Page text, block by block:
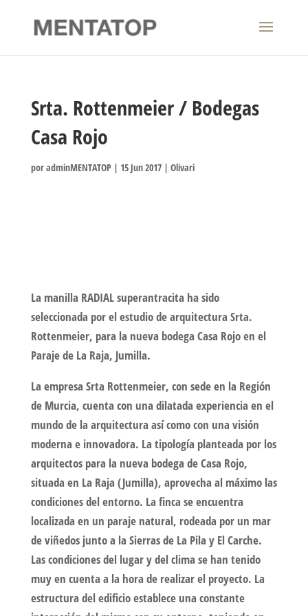
Srta. Rottenmeier / Bodegas
Casa Rojo
poradminMENTATOP| 15 Jun 2017| Olivari
La manilla RADIAL superantracita ha sido
seleccionada por el estudio de arquitectura Srta.
Rottenmeier, para la nueva bodega Casa Rojo en el
Paraje de La Raja, Jumilla.
La empresa Srta Rottenmeier, con sede en la Región
de Murcia, cuenta con una dilatada experiencia en el
mundo de la arquitectura así como con una visión
moderna e innovadora. La tipología planteada por los
arquitectos para la nueva bodega de Casa Rojo,
situada en La Raja (Jumilla), aprovecha al máximo las
condiciones del entorno. La finca se encuentra
localizada en un paraje natural, rodeada por un mar
de viñedos junto a la Sierras de La Pila y El Carche.
Las condiciones del lugar y del clima se han tenido
muy en cuenta a la hora de realizar el proyecto. La
estructura del edificio establece una constante